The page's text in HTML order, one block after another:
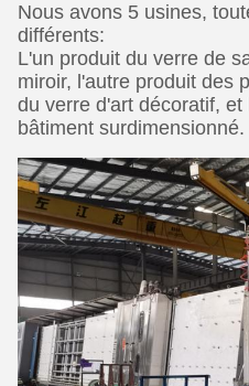
Nous avons 5 usines,
différents:
L'un produit du verre de
miroir, l'autre produit des
du verre d'art décoratif,
bâtiment surdimensionné.